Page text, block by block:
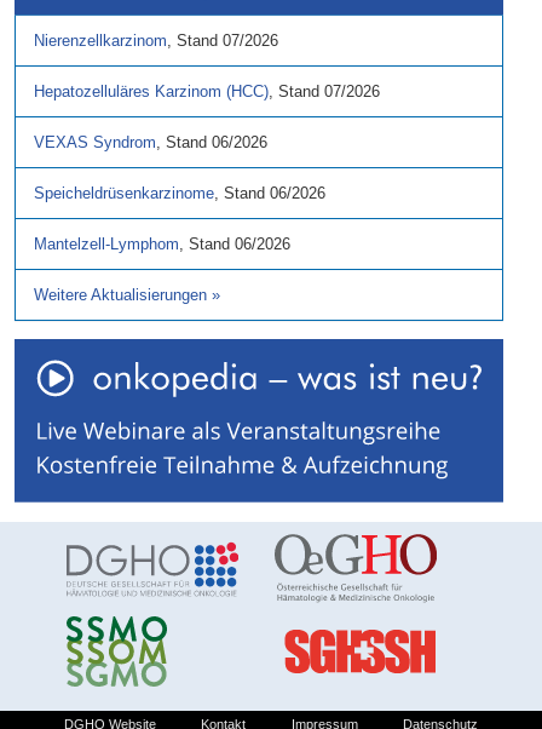
Nierenzellkarzinom, Stand 07/2026
Hepatozelluläres Karzinom (HCC), Stand 07/2026
VEXAS Syndrom, Stand 06/2026
Speicheldrüsenkarzinome, Stand 06/2026
Mantelzell-Lymphom, Stand 06/2026
Weitere Aktualisierungen »
DGHO Website Kontakt Impressum Datenschutz